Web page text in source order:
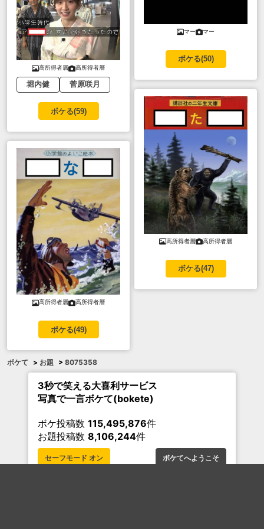
高所得者層 高所得者層
堀内健 菅原咲月
ボケる(59)
高所得者層 高所得者層
ボケる(49)
マー マー
ボケる(50)
高所得者層 高所得者層
ボケる(47)
ボケて > お題 > 8075358
3秒で笑える大喜利サービス
写真で一言ボケて(bokete)
ボケ投稿数 115,495,876件
お題投稿数 8,106,244件
セーフモード オン ボケてへようこそ